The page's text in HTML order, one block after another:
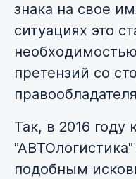
знака на свое
ситуациях это
претензий со
Так, в 2016 году
подобным